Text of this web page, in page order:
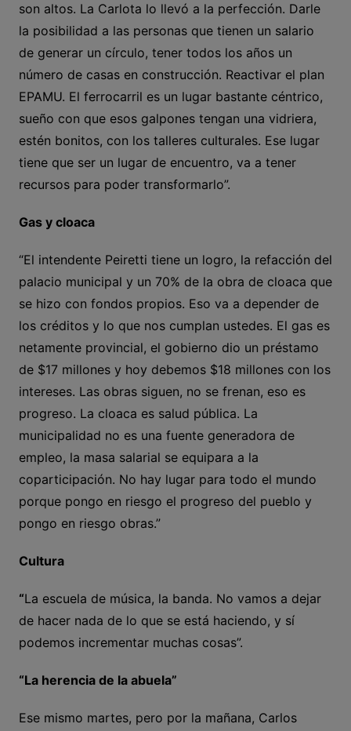
son altos. La Carlota lo llevó a la perfección. Darle
la posibilidad a las personas que tienen un salario
de generar un círculo, tener todos los años un
número de casas en construcción. Reactivar el plan
EPAMU. El ferrocarril es un lugar bastante céntrico,
sueño con que esos galpones tengan una vidriera,
estén bonitos, con los talleres culturales. Ese lugar
tiene que ser un lugar de encuentro, va a tener
recursos para poder transformarlo”.
Gas y cloaca
“El intendente Peiretti tiene un logro, la refacción del
palacio municipal y un 70% de la obra de cloaca que
se hizo con fondos propios. Eso va a depender de
los créditos y lo que nos cumplan ustedes. El gas es
netamente provincial, el gobierno dio un préstamo
de $17 millones y hoy debemos $18 millones con los
intereses. Las obras siguen, no se frenan, eso es
progreso. La cloaca es salud pública. La
municipalidad no es una fuente generadora de
empleo, la masa salarial se equipara a la
coparticipación. No hay lugar para todo el mundo
porque pongo en riesgo el progreso del pueblo y
pongo en riesgo obras.”
Cultura
“La escuela de música, la banda. No vamos a dejar
de hacer nada de lo que se está haciendo, y sí
podemos incrementar muchas cosas”.
“La herencia de la abuela”
Ese mismo martes, pero por la mañana, Carlos